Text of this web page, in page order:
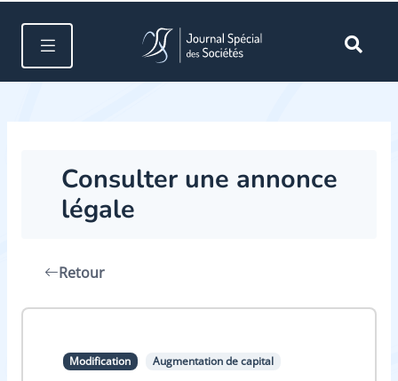
Consulter une annonce
légale
Retour
Modification Augmentation de capital